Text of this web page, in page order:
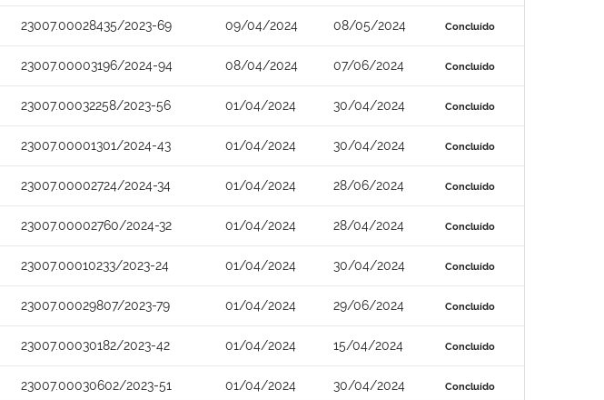
23007.00028435/2023-69 09/04/2024 08/05/2024 Concluído
23007.00003196/2024-94 08/04/2024 07/06/2024 Concluído
23007.00032258/2023-56 01/04/2024 30/04/2024 Concluído
23007.00001301/2024-43 01/04/2024 30/04/2024 Concluído
23007.00002724/2024-34 01/04/2024 28/06/2024 Concluído
23007.00002760/2024-32 01/04/2024 28/04/2024 Concluído
23007.00010233/2023-24 01/04/2024 30/04/2024 Concluído
23007.00029807/2023-79 01/04/2024 29/06/2024 Concluído
23007.00030182/2023-42 01/04/2024 15/04/2024 Concluído
23007.00030602/2023-51 01/04/2024 30/04/2024 Concluído